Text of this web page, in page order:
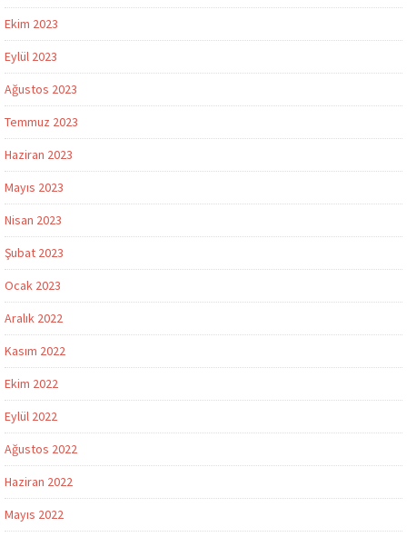
Ekim 2023
Eylül 2023
Ağustos 2023
Temmuz 2023
Haziran 2023
Mayıs 2023
Nisan 2023
Şubat 2023
Ocak 2023
Aralık 2022
Kasım 2022
Ekim 2022
Eylül 2022
Ağustos 2022
Haziran 2022
Mayıs 2022